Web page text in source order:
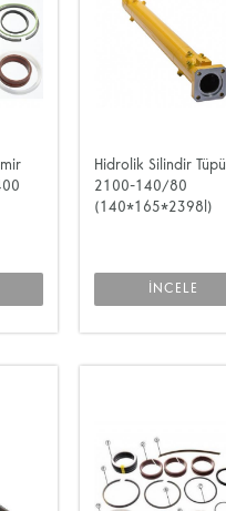
Hidrolik Silindir Tüpü
2100-140/80
(140*165*2398l)
İNCELE